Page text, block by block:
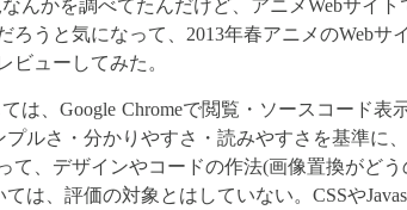
んかを調べてたんだけど、アニメWebサイ
ろうと気になって、2013年春アニメのWebサ
ビューしてみた。
は、Google Chromeで閲覧・ソースコード表
ルさ・分かりやすさ・読みやすさを基準に
て、デザインやコードの作法(画像置換がど
は、評価の対象とはしていない。CSSや